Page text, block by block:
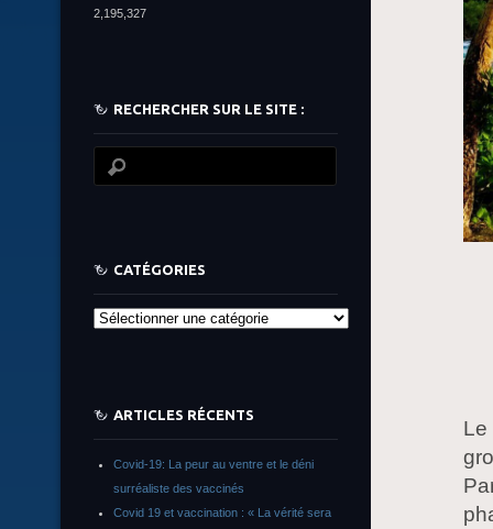
Le
2,195,327
RECHERCHER SUR LE SITE :
CATÉGORIES
Catégories
ARTICLES RÉCENTS
Covid-19: La peur au ventre et le déni
surréaliste des vaccinés
Covid 19 et vaccination : « La vérité sera